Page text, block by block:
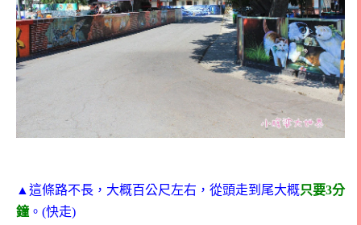
▲這條路不長，大概百公尺左右，從頭走到尾大概只要3分
鐘。(快走)